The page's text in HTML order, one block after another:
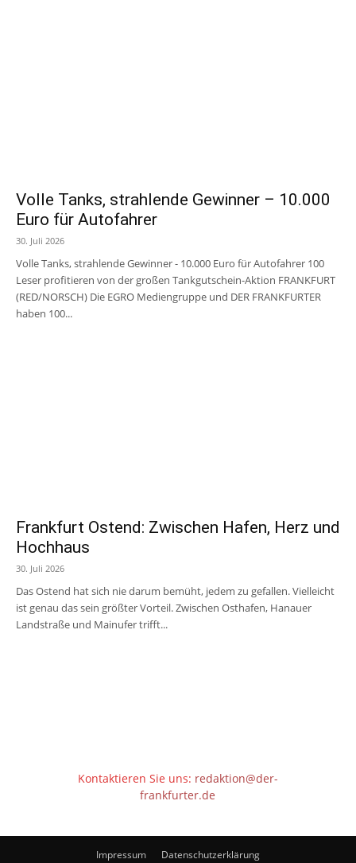
Volle Tanks, strahlende Gewinner – 10.000
Euro für Autofahrer
30. Juli 2026
Volle Tanks, strahlende Gewinner - 10.000 Euro für Autofahrer 100
Leser profitieren von der großen Tankgutschein-Aktion FRANKFURT
(RED/NORSCH) Die EGRO Mediengruppe und DER FRANKFURTER
haben 100...
Frankfurt Ostend: Zwischen Hafen, Herz und
Hochhaus
30. Juli 2026
Das Ostend hat sich nie darum bemüht, jedem zu gefallen. Vielleicht
ist genau das sein größter Vorteil. Zwischen Osthafen, Hanauer
Landstraße und Mainufer trifft...
Kontaktieren Sie uns: redaktion@der-
frankfurter.de
Impressum Datenschutzerklärung